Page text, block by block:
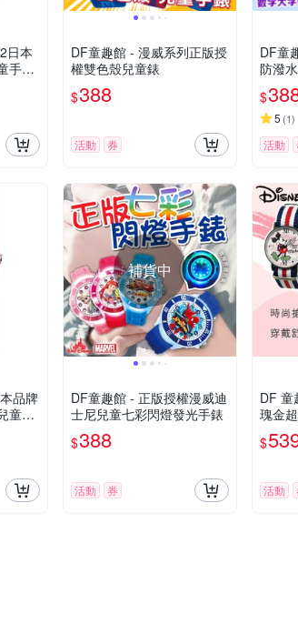
日本
手錶-
DF童趣館 - 漫威系列正版授
權雙色殼兒童錶
$388
活動 券
DF童
防潑
可選
$
5 (1)
活動
品牌
童手
補貨中
DF童趣館 - 正版授權漫威迪
士尼兒童七彩閃燈發光手錶
$388
活動 券
DF 童
瑰金
$
活動